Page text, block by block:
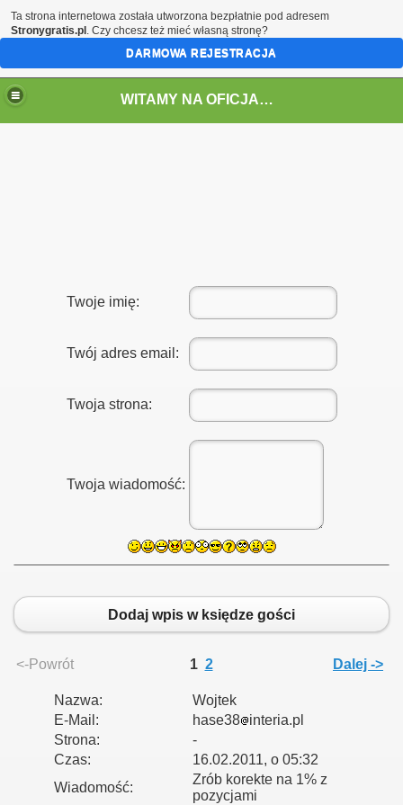
WITAMY NA OFICJALNEJ STRONIE OSP JASZKOWA GÓRNA im.JÓZEFA JURASZKA
Twoje imię:
Twój adres email:
Twoja strona:
Twoja wiadomość:
Dodaj wpis w księdze gości
<-Powrót 1 2 Dalej ->
Nazwa:
Wojtek
E-Mail:
hase38
interia.pl
Strona:
-
Czas:
16.02.2011, o 05:32
Wiadomość:
Zrób korekte na 1% z
pozycjami
Ta strona internetowa została utworzona bezpłatnie pod adresem
Stronygratis.pl . Czy chcesz też mieć własną stronę?
DARMOWA REJESTRACJA